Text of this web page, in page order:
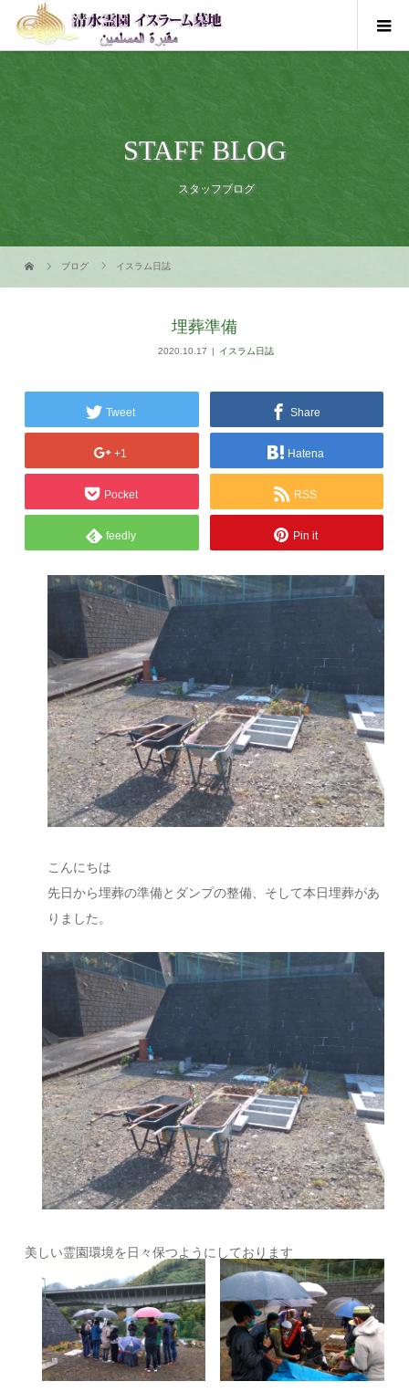
STAFF BLOG
スタッフブログ
ブログ イスラム日誌
埋葬準備
2020.10.17 イスラム日誌
Tweet Share
+1 Hatena
Pocket RSS
feedly Pin it
こんにちは
先日から埋葬の準備とダンプの整備、そして本日埋葬があ
りました。
美しい霊園環境を日々保つようにしております